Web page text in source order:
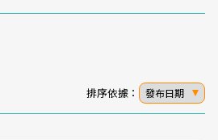
排序依據： 發布日期